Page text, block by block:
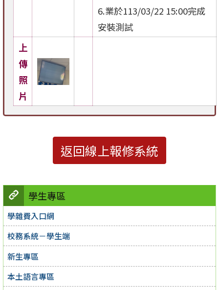
學生專區
學雜費入口網
校務系統－學生端
新生專區
本土語言專區
6.業於113/03/22 15:00完成
安裝測試
上
傳
照
片
返回線上報修系統